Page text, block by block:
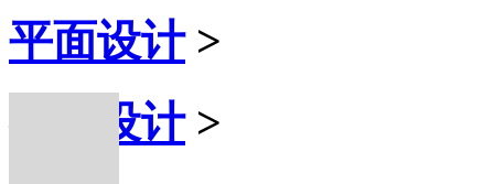
平面设计 >
视觉设计 >